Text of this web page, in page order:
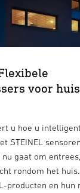
voor
u hoe u
STEINEL
gaat om
rondom het
producten en hun